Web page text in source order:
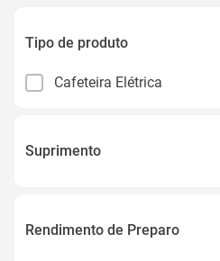
Tipo de produto
Cafeteira Elétrica
Suprimento
Rendimento de Preparo